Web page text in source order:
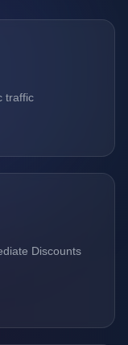
traffic
Discounts